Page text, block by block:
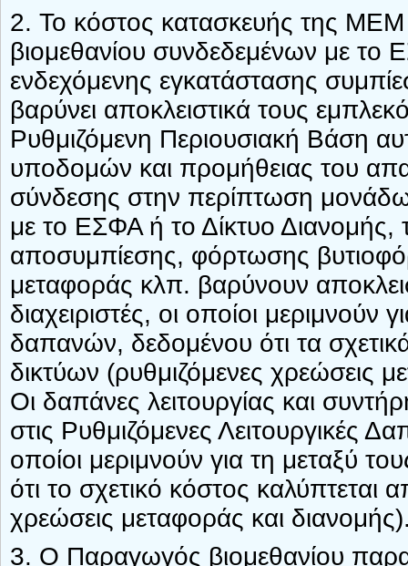
2. Το κόστος κατασκευής της
βιομεθανίου συνδεδεμένων με το
ενδεχόμενης εγκατάστασης
βαρύνει αποκλειστικά τους
Ρυθμιζόμενη Περιουσιακή Βάση
υποδομών και προμήθειας του
σύνδεσης στην περίπτωση
με το ΕΣΦΑ ή το Δίκτυο
αποσυμπίεσης, φόρτωσης
μεταφοράς κλπ. βαρύνουν
διαχειριστές, οι οποίοι μεριμνούν
δαπανών, δεδομένου ότι τα
δικτύων (ρυθμιζόμενες χρεώσεις
Οι δαπάνες λειτουργίας και
στις Ρυθμιζόμενες Λειτουργικές
οποίοι μεριμνούν για τη μεταξύ
ότι το σχετικό κόστος καλύπτεται
χρεώσεις μεταφοράς και
3. Ο Παραγωγός βιομεθανίου